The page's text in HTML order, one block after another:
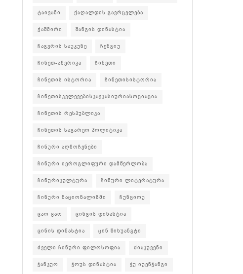
ტაივანი ქაღალდის გავრცელება
ქაშმირი შანგის დინასტია
ჩაგვრის საუკუნე ჩენგიუ
ჩინეთ-ამერიკა ჩინეთი
ჩინეთის ისტორია ჩინეთისისტორია
ჩინეთისკვლევებისკავკასიურიასოციაცია
ჩინეთის რესპუბლიკა
ჩინეთის საგარეო პოლიტიკა
ჩინური აღმოჩენები
ჩინური იეროგლიფური დამწერლობა
ჩინურიკულტურა ჩინური ლიტერატურა
ჩინური ნაციონალიზმი ჩუნციოუ
ცაო ცაო ცინგის დინასტია
ცინის დინასტია ცინ შიხუანგტი
ძველი ჩინური ფილოსოფია ძიაკუვენი
ჭანკუო ჭოუს დინასტია ჭუ იუენჭანგი